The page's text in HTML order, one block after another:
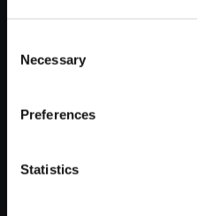
Selection
Necessary
Preferences
Statistics
おすすめ商品